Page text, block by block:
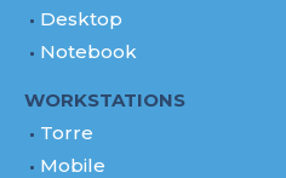
Desktop
Notebook
WORKSTATIONS
Torre
Mobile